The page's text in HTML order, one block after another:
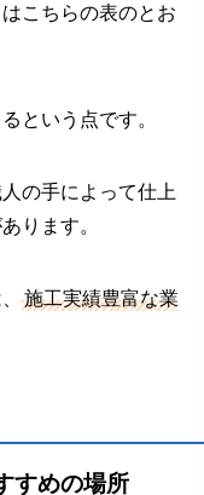
こちらの表のとお
という点です。
の手によって仕上
ります。
施工実績豊富な業
すめの場所